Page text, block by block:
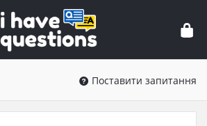
iHaveQuestions
Поставити запитання